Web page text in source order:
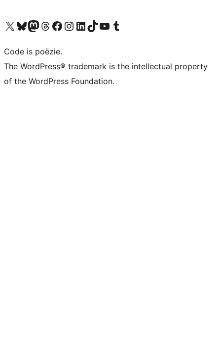
Bezoek ons X (voorheen Twitter) account
Bezoek ons Bluesky account
Bezoek ons Mastodon account
Bezoek ons Threads account
Onze Facebook pagina bezoeken
Bezoek ons Instagram account
Bezoek ons LinkedIn account
Bezoek ons TikTok account
Bezoek ons YouTube kanaalBezoek ons Tumblr account
Code is poëzie.
The WordPress® trademark is the intellectual property
of the WordPress Foundation.